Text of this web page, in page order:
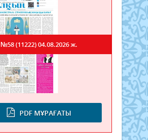
PDF МҰРАҒАТЫ
№58 (11222)04.08.2026 ж.